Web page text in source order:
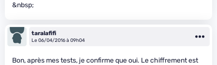
&nbsp;
taralafifi
Le 06/04/2016 à 09h04
Bon, après mes tests, je confirme que oui. Le chiffrement est